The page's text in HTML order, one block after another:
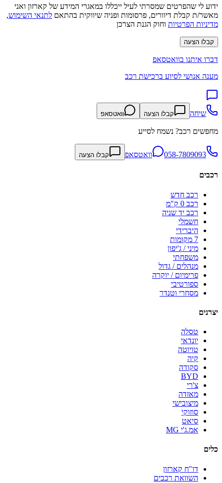
ידוע לי שהפרטים שמסרתי לעיל ייכללו במאגרי המידע של קארזון ואני
מאשר/ת קבלת דיוורים, פרסומות ופניה שיווקית בהתאם לתנאי השימוש,
מדיניות הפרטיות וחוק הגנת הצרכן
קבלו הצעה
דברו איתנו בוואטסאפ
מענה אנושי לסיוע ברכישת רכב
שיחה קבלו הצעה וואטסאפ
מחפשים רכב? נשמח לסייע
058-7809093 וואטסאפ קבלו הצעה
רכבים
רכב חדש
רכב 0 ק"מ
רכב יד שניה
חשמלי
היברידי
7 מקומות
מיני / ג'יפון
משפחתי
מנהלים / גדול
פרימיום / יוקרה
ספורטיבי
מסחרי וטנדר
יצרנים
טסלה
יונדאי
טויוטה
קיה
סקודה
BYD
צ'רי
מאזדה
מיצובישי
סוזוקי
סיאט
אמ.ג'י MG
כלים
דו"ח קארזון
השוואת רכבים